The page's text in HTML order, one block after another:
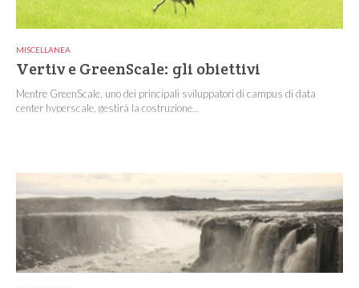
MISCELLANEA
Vertiv e GreenScale: gli obiettivi
Mentre GreenScale, uno dei principali sviluppatori di campus di data
center hyperscale, gestirà la costruzione...